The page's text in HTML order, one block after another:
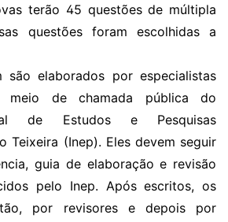
terão 45 questões de múltipla
questões foram escolhidas a
são elaborados por especialistas
meio de chamada pública do
de Estudos e Pesquisas
Teixeira (Inep). Eles devem seguir
guia de elaboração e revisão
pelo Inep. Após escritos, os
por revisores e depois por